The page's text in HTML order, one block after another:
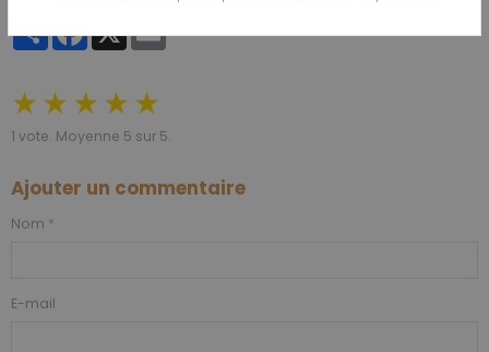
★★★★★
1 vote. Moyenne 5 sur 5.
Ajouter un commentaire
Nom
E-mail